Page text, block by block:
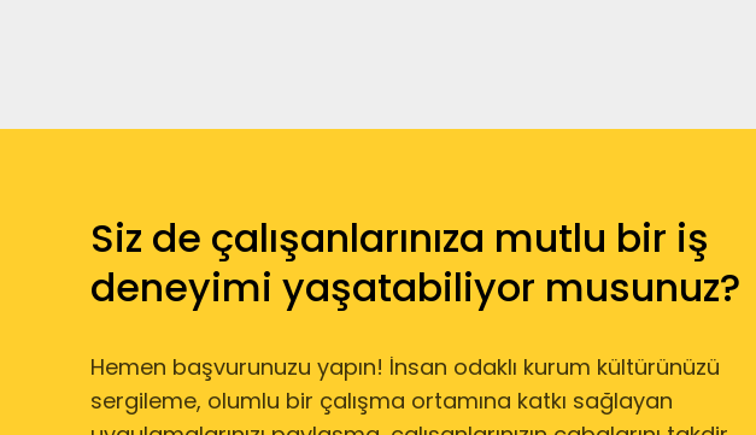
Siz de çalışanlarınıza mutlu bir iş
deneyimi yaşatabiliyor musunuz?
Hemen başvurunuzu yapın! İnsan odaklı kurum kültürünüzü
sergileme, olumlu bir çalışma ortamına katkı sağlayan